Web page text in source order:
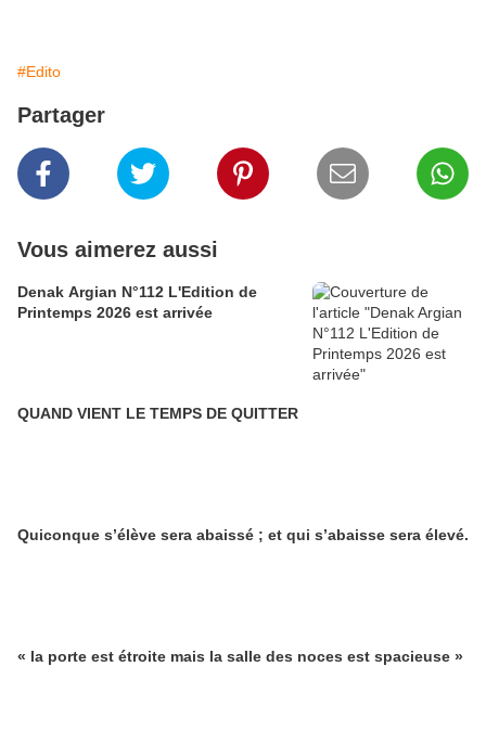
#Edito
Partager
Vous aimerez aussi
Denak Argian N°112 L'Edition de
Printemps 2026 est arrivée
QUAND VIENT LE TEMPS DE QUITTER
Quiconque s’élève sera abaissé ; et qui s’abaisse sera élevé.
« la porte est étroite mais la salle des noces est spacieuse »